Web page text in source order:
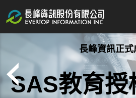
到
區
長峰資訊正式
SAS教育授